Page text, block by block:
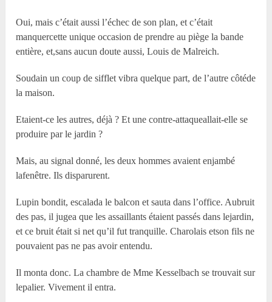
Oui, mais c’était aussi l’échec de son plan, et c’était
manquercette unique occasion de prendre au piège la bande
entière, et,sans aucun doute aussi, Louis de Malreich.
Soudain un coup de sifflet vibra quelque part, de l’autre côtéde
la maison.
Etaient-ce les autres, déjà ? Et une contre-attaqueallait-elle se
produire par le jardin ?
Mais, au signal donné, les deux hommes avaient enjambé
lafenêtre. Ils disparurent.
Lupin bondit, escalada le balcon et sauta dans l’office. Aubruit
des pas, il jugea que les assaillants étaient passés dans lejardin,
et ce bruit était si net qu’il fut tranquille. Charolais etson fils ne
pouvaient pas ne pas avoir entendu.
Il monta donc. La chambre de Mme Kesselbach se trouvait sur
lepalier. Vivement il entra.